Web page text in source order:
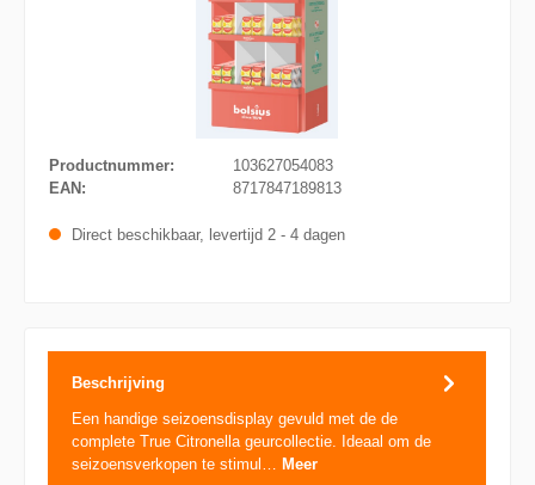
Productnummer:
103627054083
EAN:
8717847189813
Direct beschikbaar, levertijd 2 - 4 dagen
Beschrijving
Een handige seizoensdisplay gevuld met de de
complete True Citronella geurcollectie. Ideaal om de
seizoensverkopen te stimul… Meer